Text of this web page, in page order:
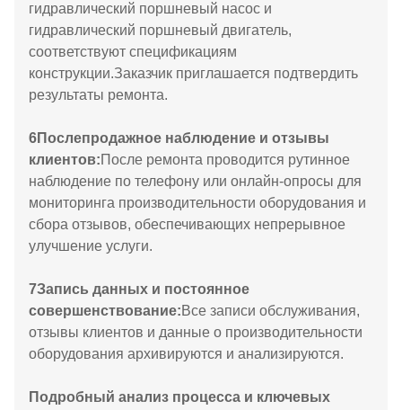
гидравлический поршневый насос и
гидравлический поршневый двигатель,
соответствуют спецификациям
конструкции.Заказчик приглашается подтвердить
результаты ремонта.
6Послепродажное наблюдение и отзывы
клиентов:После ремонта проводится рутинное
наблюдение по телефону или онлайн-опросы для
мониторинга производительности оборудования и
сбора отзывов, обеспечивающих непрерывное
улучшение услуги.
7Запись данных и постоянное
совершенствование:Все записи обслуживания,
отзывы клиентов и данные о производительности
оборудования архивируются и анализируются.
Подробный анализ процесса и ключевых